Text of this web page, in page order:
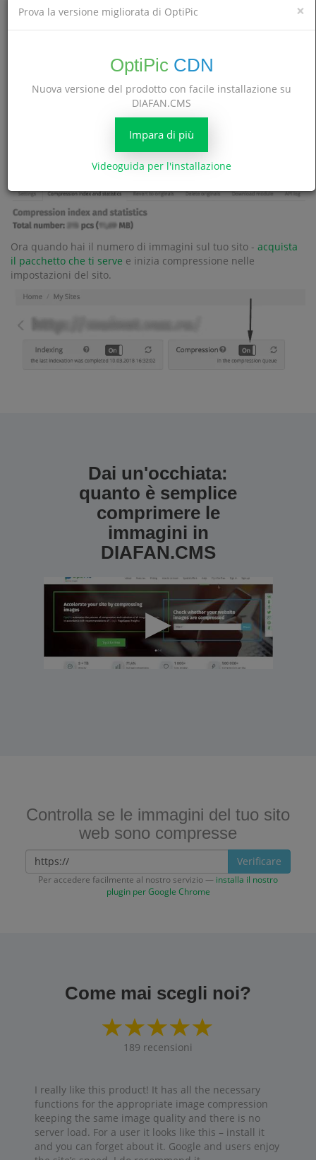
Una volta completata la prima indicizzazione, il sistema
mostrerà il numero di immagini (il numero di gigabyte) che si
compressione e statistiche .
Ora quando hai il numero di immagini sul tuo sito - acquista
il pacchetto che ti serve e inizia compressione nelle
impostazioni del sito.
Dai un'occhiata:
quanto è semplice
comprimere le
immagini in
DIAFAN.CMS
Controlla se le immagini del tuo sito
web sono compresse
Verificare
Per accedere facilmente al nostro servizio — installa il nostro
plugin per Google Chrome
Come mai scegli noi?
189 recensioni
I really like this product! It has all the necessary
functions for the appropriate image compression
keeping the same image quality and there is no
server load. For a user it looks like this – install it
and you can forget about it. Google and users enjoy
×
Prova la versione migliorata di OptiPic
OptiPic CDN
Nuova versione del prodotto con facile installazione su
DIAFAN.CMS
Impara di più
Videoguida per l'installazione